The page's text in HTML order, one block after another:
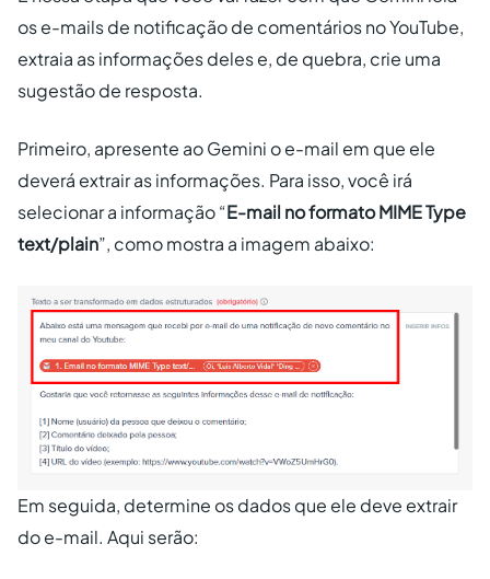
os e-mails de notificação de comentários no YouTube,
extraia as informações deles e, de quebra, crie uma
sugestão de resposta.
Primeiro, apresente ao Gemini o e-mail em que ele
deverá extrair as informações. Para isso, você irá
selecionar a informação “E-mail no formato MIME Type
text/plain”, como mostra a imagem abaixo:
Em seguida, determine os dados que ele deve extrair
do e-mail. Aqui serão: